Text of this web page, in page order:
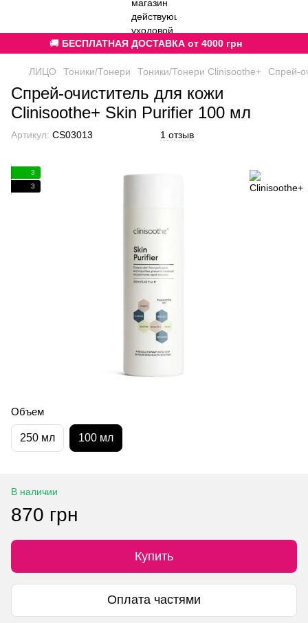
🚚 БЕСПЛАТНАЯ ДОСТАВКА от 4000 грн
ЛИЦО Тоники/Тонери Тоники/Тонери Clinisoothe+ Спрей-
Спрей-очиститель для кожи
Clinisoothe+ Skin Purifier 100 мл
Артикул: CS03013 1 отзыв
3
3
Объем
250 мл 100 мл
В наличии
870 грн
Купить
Оплата частями